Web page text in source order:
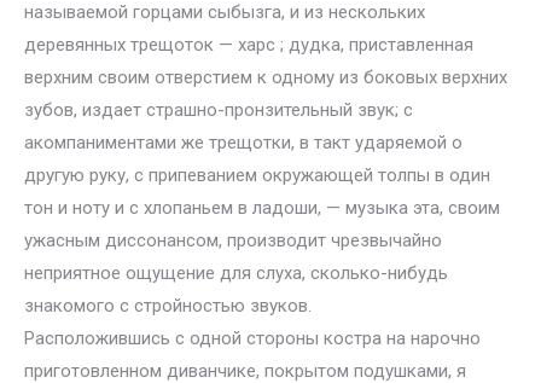
называемой горцами сыбызга, и из нескольких
деревянных трещоток — харс ; дудка, приставленная
верхним своим отверстием к одному из боковых верхних
зубов, издает страшно-пронзительный звук; с
акомпаниментами же трещотки, в такт ударяемой о
другую руку, с припеванием окружающей толпы в один
тон и ноту и с хлопаньем в ладоши, — музыка эта, своим
ужасным диссонансом, производит чрезвычайно
неприятное ощущение для слуха, сколько-нибудь
знакомого с стройностью звуков.
Расположившись с одной стороны костра на нарочно
приготовленном диванчике, покрытом подушками, я